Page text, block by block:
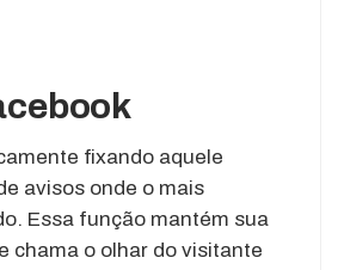
fixando aquele
avisos onde o mais
Essa função mantém sua
chama o olhar do visitante